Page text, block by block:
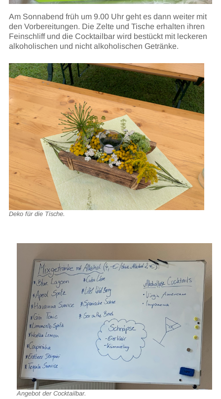
Am Sonnabend früh um 9.00 Uhr geht es dann weiter mit
den Vorbereitungen. Die Zelte und Tische erhalten ihren
Feinschliff und die Cocktailbar wird bestückt mit leckeren
alkoholischen und nicht alkoholischen Getränke.
Deko für die Tische.
Angebot der Cocktailbar.